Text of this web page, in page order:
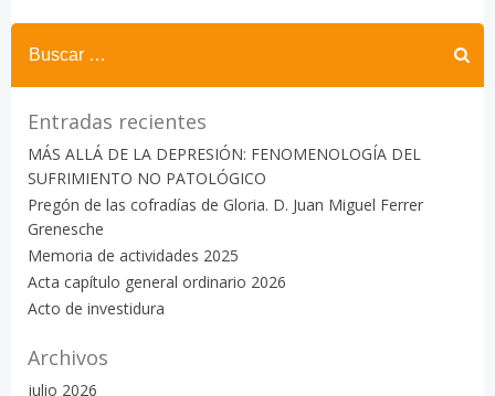
Buscar:
Entradas recientes
MÁS ALLÁ DE LA DEPRESIÓN: FENOMENOLOGÍA DEL
SUFRIMIENTO NO PATOLÓGICO
Pregón de las cofradías de Gloria. D. Juan Miguel Ferrer
Grenesche
Memoria de actividades 2025
Acta capítulo general ordinario 2026
Acto de investidura
Archivos
julio 2026